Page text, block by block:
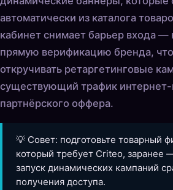
автоматически из каталога
кабинет снимает барьер входа
прямую верификацию бренда,
откручивать ретаргетинговые
существующий трафик интернет-
партнёрского оффера.
💡 Совет: подготовьте товарный
который требует Criteo, заранее
запуск динамических кампаний
получения доступа.